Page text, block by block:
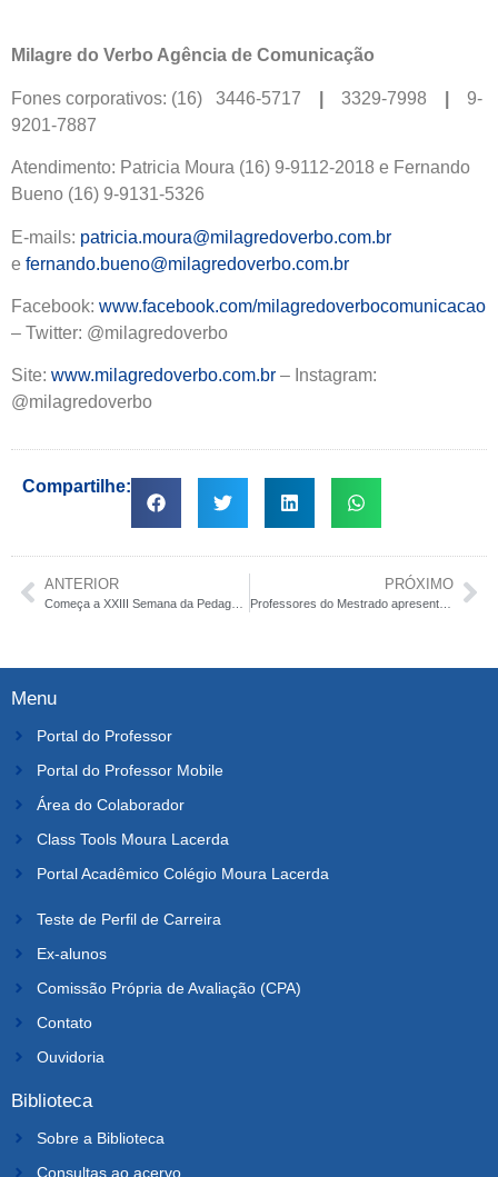
Milagre do Verbo Agência de Comunicação
Fones corporativos: (16) 3446-5717 3329-7998
9-
9201-7887
Atendimento: Patricia Moura (16) 9-9112-2018 e Fernando
Bueno (16) 9-9131-5326
E-mails: patricia.moura@milagredoverbo.com.br
e fernando.bueno@milagredoverbo.com.br
Facebook: www.facebook.com/milagredoverbocomunicacao
– Twitter: @milagredoverbo
Site: www.milagredoverbo.com.br – Instagram:
@milagredoverbo
Compartilhe:
ANTERIOR PRÓXIMO
Professores do Mestrado apresentam trabalhos em congressos nacional e estadual
Menu
Portal do Professor
Portal do Professor Mobile
Área do Colaborador
Class Tools Moura Lacerda
Portal Acadêmico Colégio Moura Lacerda
Teste de Perfil de Carreira
Ex-alunos
Comissão Própria de Avaliação (CPA)
Contato
Ouvidoria
Biblioteca
Sobre a Biblioteca
Consultas ao acervo